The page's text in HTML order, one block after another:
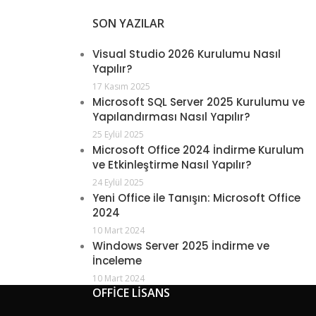
SON YAZILAR
Visual Studio 2026 Kurulumu Nasıl
Yapılır?
17 Kasım 2025
Microsoft SQL Server 2025 Kurulumu ve
Yapılandırması Nasıl Yapılır?
25 Eylül 2025
Microsoft Office 2024 İndirme Kurulum
ve Etkinleştirme Nasıl Yapılır?
24 Eylül 2025
Yeni Office ile Tanışın: Microsoft Office
2024
10 Mart 2024
Windows Server 2025 İndirme ve
İnceleme
10 Mart 2024
OFFİCE LİSANS